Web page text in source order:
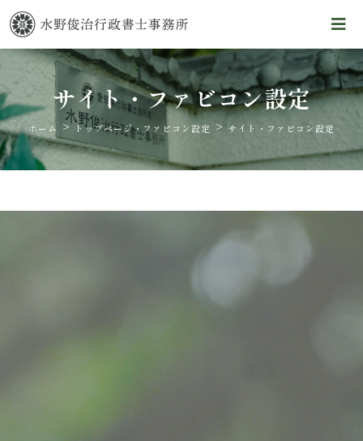
サイト・ファビコン設定
ホーム > トップページ・ファビコン設定 > サイト・ファビコン設定